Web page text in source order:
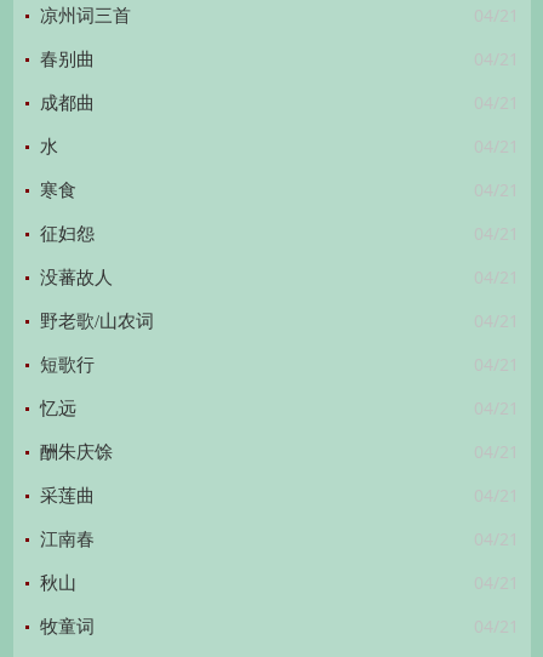
04/21
凉州词三首
04/21
春别曲
04/21
成都曲
04/21
水
04/21
寒食
04/21
征妇怨
04/21
没蕃故人
04/21
野老歌/山农词
04/21
短歌行
04/21
忆远
04/21
酬朱庆馀
04/21
采莲曲
04/21
江南春
04/21
秋山
04/21
牧童词